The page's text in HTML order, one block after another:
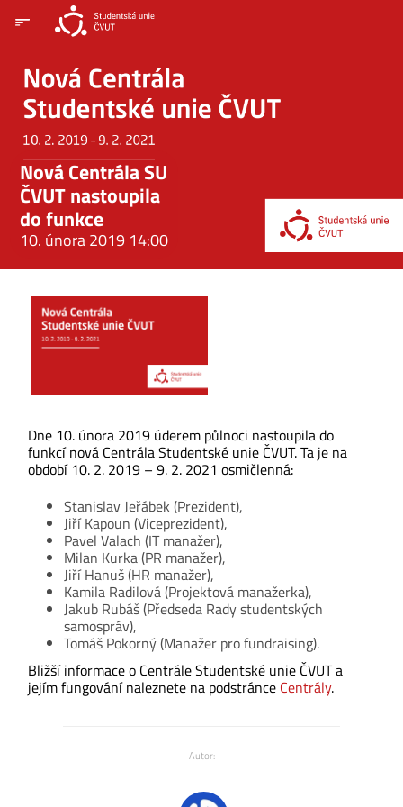
Nová Centrála SU
ČVUT nastoupila
do funkce
10. února 2019 14:00
Dne 10. února 2019 úderem půlnoci nastoupila do
funkcí nová Centrála Studentské unie ČVUT. Ta je na
období 10. 2. 2019 – 9. 2. 2021 osmičlenná:
Stanislav Jeřábek (Prezident),
Jiří Kapoun (Viceprezident),
Pavel Valach (IT manažer),
Milan Kurka (PR manažer),
Jiří Hanuš (HR manažer),
Kamila Radilová (Projektová manažerka),
Jakub Rubáš (Předseda Rady studentských
samospráv),
Tomáš Pokorný (Manažer pro fundraising).
Bližší informace o Centrále Studentské unie ČVUT a
jejím fungování naleznete na podstránce Centrály.
Autor: